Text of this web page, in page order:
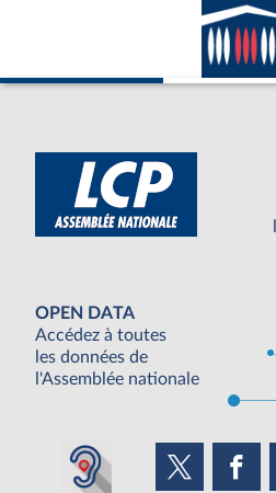
OPEN DATA
Accédez à toutes
les données de
l'Assemblée nationale